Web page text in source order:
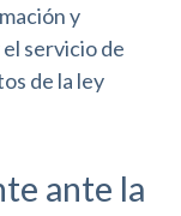
y
servicio de
de la ley
ante la